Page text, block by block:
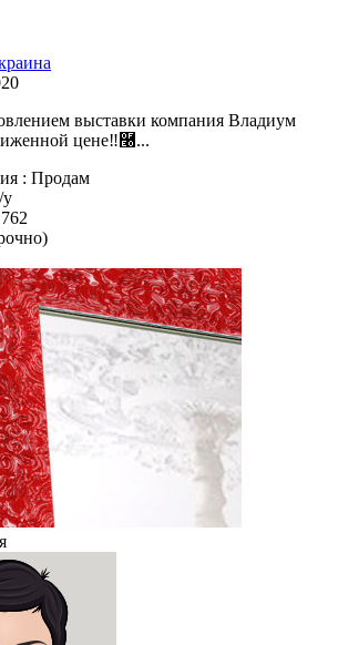
выставки компания Владиум
цене‼࿠...
: Продам
762